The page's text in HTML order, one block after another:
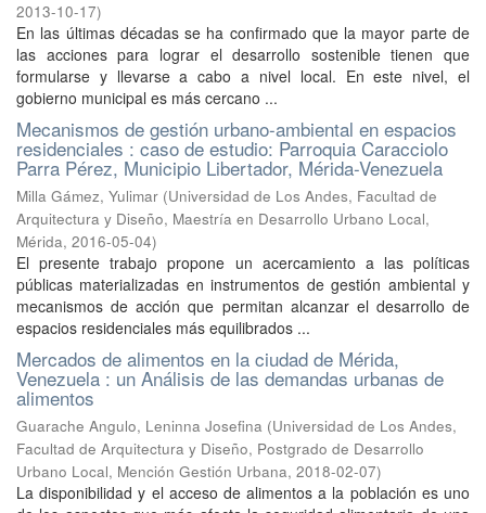
2013-10-17)
En las últimas décadas se ha confirmado que la mayor parte de
las acciones para lograr el desarrollo sostenible tienen que
formularse y llevarse a cabo a nivel local. En este nivel, el
gobierno municipal es más cercano ...
Mecanismos de gestión urbano-ambiental en espacios
residenciales : caso de estudio: Parroquia Caracciolo
Parra Pérez, Municipio Libertador, Mérida-Venezuela
Milla Gámez, Yulimar (Universidad de Los Andes, Facultad de
Arquitectura y Diseño, Maestría en Desarrollo Urbano Local,
Mérida, 2016-05-04)
El presente trabajo propone un acercamiento a las políticas
públicas materializadas en instrumentos de gestión ambiental y
mecanismos de acción que permitan alcanzar el desarrollo de
espacios residenciales más equilibrados ...
Mercados de alimentos en la ciudad de Mérida,
Venezuela : un Análisis de las demandas urbanas de
alimentos
Guarache Angulo, Leninna Josefina (Universidad de Los Andes,
Facultad de Arquitectura y Diseño, Postgrado de Desarrollo
Urbano Local, Mención Gestión Urbana, 2018-02-07)
La disponibilidad y el acceso de alimentos a la población es uno